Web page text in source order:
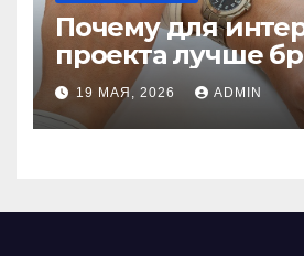
Почему для
проекта лучше
отдельный
преимущества и
аспекты
19 МАЯ, 2026 ADMIN